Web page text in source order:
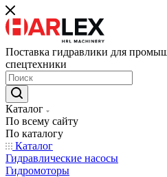
Поставка гидравлики для
спецтехники
Каталог
По всему сайту
По каталогу
Каталог
Гидравлические насосы
Гидромоторы